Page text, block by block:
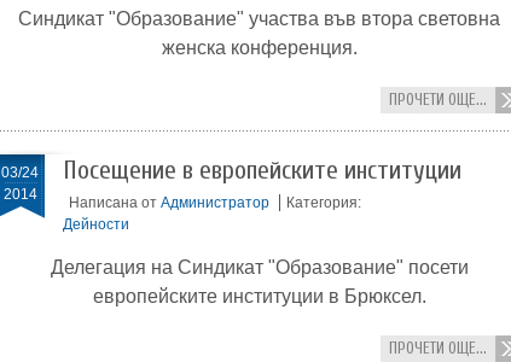
Синдикат "Образование" участва във втора световна
женска конференция.
ПРОЧЕТИ ОЩЕ...
03/24
2014
Посещение в европейските институции
Написана от Администратор
Категория:
Дейности
Делегация на Синдикат "Образование" посети
европейските институции в Брюксел.
ПРОЧЕТИ ОЩЕ...